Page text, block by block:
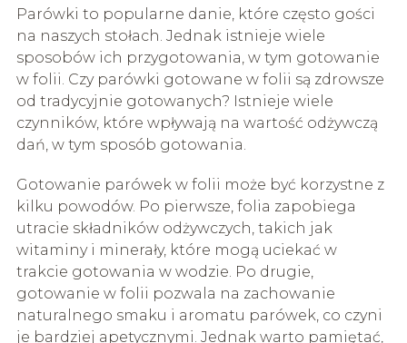
Parówki to popularne danie, które często gości
na naszych stołach. Jednak istnieje wiele
sposobów ich przygotowania, w tym gotowanie
w folii. Czy parówki gotowane w folii są zdrowsze
od tradycyjnie gotowanych? Istnieje wiele
czynników, które wpływają na wartość odżywczą
dań, w tym sposób gotowania.
Gotowanie parówek w folii może być korzystne z
kilku powodów. Po pierwsze, folia zapobiega
utracie składników odżywczych, takich jak
witaminy i minerały, które mogą uciekać w
trakcie gotowania w wodzie. Po drugie,
gotowanie w folii pozwala na zachowanie
naturalnego smaku i aromatu parówek, co czyni
je bardziej apetycznymi. Jednak warto pamiętać,